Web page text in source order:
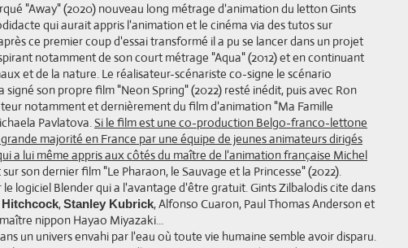
"Away" (2020) nouveau long métrage d'animation du letton Gints
qui aurait appris l'animation et le cinéma via des tutos sur
ce premier coup d'essai transformé il a pu se lancer dans un projet
notamment de son court métrage "Aqua" (2012) et en continuant
et de la nature. Le réalisateur-scénariste co-signe le scénario
signé son propre film "Neon Spring" (2022) resté inédit, puis avec Ron
notamment et dernièrement du film d'animation "Ma Famille
Pavlatova.Si le film est une co-production Belgo-franco-lettone
majorité en France par une équipe de jeunes animateurs dirigés
a lui même appris aux côtés du maître de l'animation française Michel
son dernier film "Le Pharaon, le Sauvage et la Princesse" (2022).
le logiciel Blender qui a l'avantage d'être gratuit. Gints Zilbalodis cite dans
,Stanley Kubrick, Alfonso Cuaron, Paul Thomas Anderson et
nippon Hayao Miyazaki...
un univers envahi par l'eau où toute vie humaine semble avoir disparu.